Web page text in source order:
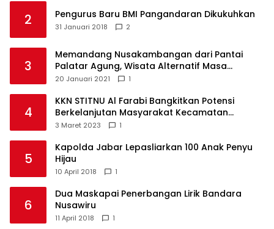
2 Pengurus Baru BMI Pangandaran Dikukuhkan
31 Januari 2018 2
3
Memandang Nusakambangan dari Pantai
Palatar Agung, Wisata Alternatif Masa
Pandemi
20 Januari 2021 1
4
KKN STITNU Al Farabi Bangkitkan Potensi
Berkelanjutan Masyarakat Kecamatan
Langkaplancar
3 Maret 2023 1
5
Kapolda Jabar Lepasliarkan 100 Anak Penyu
Hijau
10 April 2018 1
6
Dua Maskapai Penerbangan Lirik Bandara
Nusawiru
11 April 2018 1